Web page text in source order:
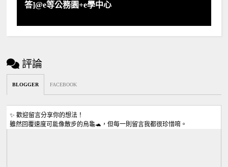
答]@e等公務園+e學中心
評論
BLOGGER FACEBOOK
✨ 歡迎留言分享你的想法！
雖然回覆速度可能像散步的烏龜🐢，但每一則留言我都很珍惜唷。